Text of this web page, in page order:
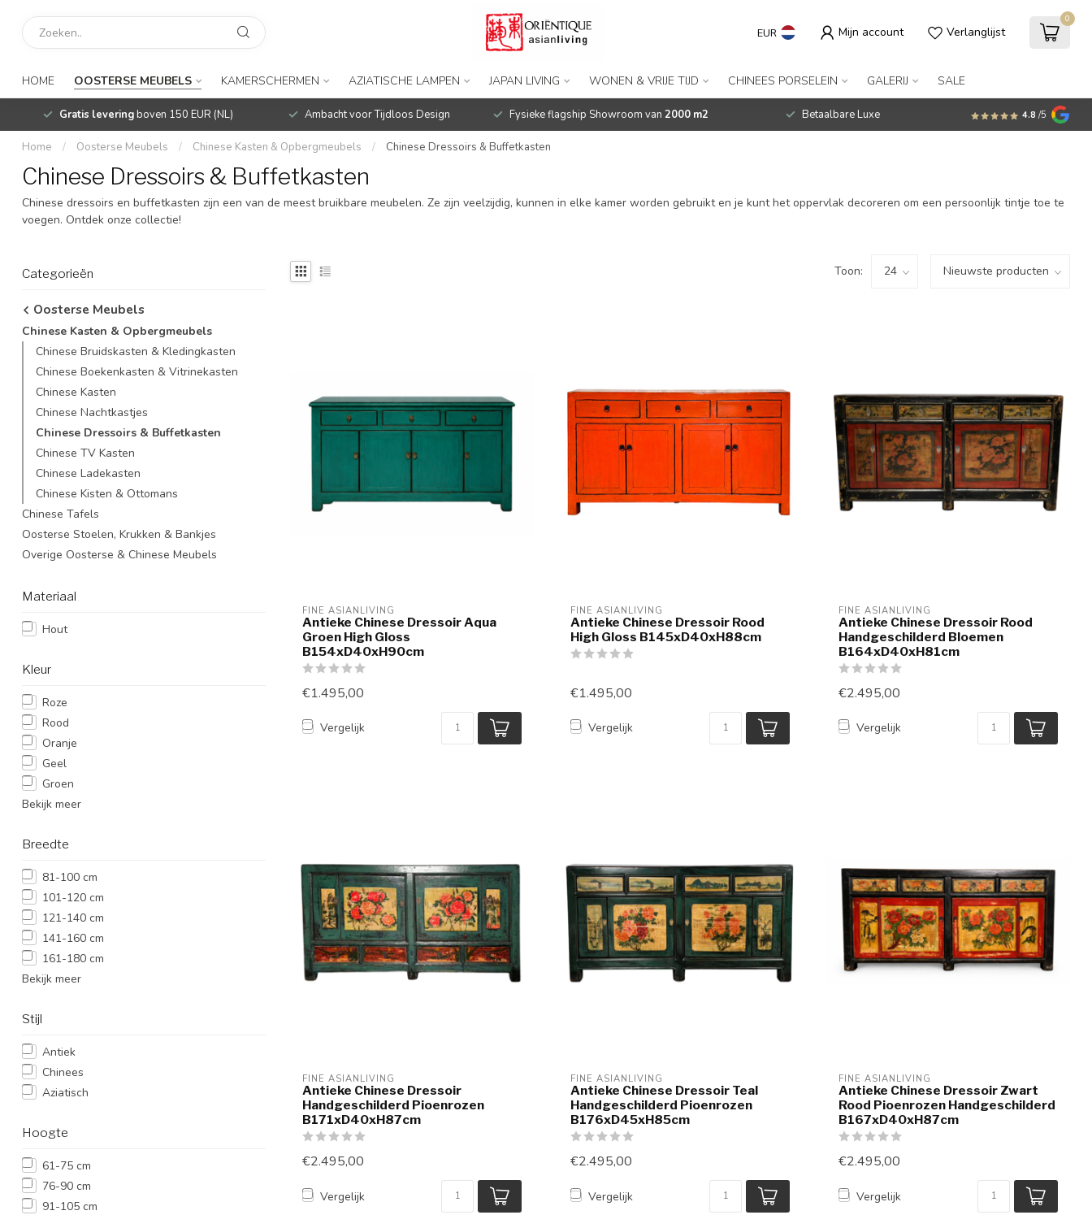
EUR Mijn account Verlanglijst
0
HOME OOSTERSE MEUBELS KAMERSCHERMEN AZIATISCHE LAMPEN JAPAN LIVING WONEN & VRIJE TIJD CHINEES PORSELEIN GALERIJ SALE
Gratis leveringboven 150 EUR (NL) Ambacht voor Tijdloos Design Fysieke flagship Showroom van 2000 m2 Betaalbare Luxe 4.8 /5
Home / Oosterse Meubels / Chinese Kasten & Opbergmeubels / Chinese Dressoirs & Buffetkasten
Chinese Dressoirs & Buffetkasten
Chinese dressoirs en buffetkasten zijn een van de meest bruikbare meubelen. Ze zijn veelzijdig, kunnen in elke kamer worden gebruikt en je kunt het oppervlak decoreren om een persoonlijk tintje toe te
voegen. Ontdek onze collectie!
Categorieën
Oosterse Meubels
Chinese Kasten & Opbergmeubels
Chinese Bruidskasten & Kledingkasten
Chinese Boekenkasten & Vitrinekasten
Chinese Kasten
Chinese Nachtkastjes
Chinese Dressoirs & Buffetkasten
Chinese TV Kasten
Chinese Ladekasten
Chinese Kisten & Ottomans
Chinese Tafels
Oosterse Stoelen, Krukken & Bankjes
Overige Oosterse & Chinese Meubels
Materiaal
Hout
Kleur
Roze
Rood
Oranje
Geel
Groen
Bekijk meer
Breedte
81-100 cm
101-120 cm
121-140 cm
141-160 cm
161-180 cm
Bekijk meer
Stijl
Antiek
Chinees
Aziatisch
Hoogte
61-75 cm
76-90 cm
91-105 cm
Toon:
FINE ASIANLIVING
Antieke Chinese Dressoir Aqua
Groen High Gloss
B154xD40xH90cm
€1.495,00
Vergelijk
FINE ASIANLIVING
Antieke Chinese Dressoir Rood
High Gloss B145xD40xH88cm
€1.495,00
Vergelijk
FINE ASIANLIVING
Antieke Chinese Dressoir Rood
Handgeschilderd Bloemen
B164xD40xH81cm
€2.495,00
Vergelijk
FINE ASIANLIVING
Antieke Chinese Dressoir
Handgeschilderd Pioenrozen
B171xD40xH87cm
€2.495,00
Vergelijk
FINE ASIANLIVING
Antieke Chinese Dressoir Teal
Handgeschilderd Pioenrozen
B176xD45xH85cm
€2.495,00
Vergelijk
FINE ASIANLIVING
Antieke Chinese Dressoir Zwart
Rood Pioenrozen Handgeschilderd
B167xD40xH87cm
€2.495,00
Vergelijk